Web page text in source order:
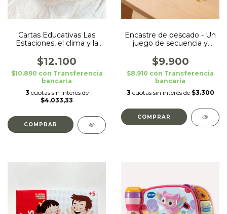
Cartas Educativas Las
Estaciones, el clima y la
$12.100
$10.890 con Transferencia
bancaria
3 cuotas sin interés de
$4.033,33
Encastre de pescado - Un
juego de secuencia y
$9.900
$8.910 con Transferencia
bancaria
3 cuotas sin interés de $3.300